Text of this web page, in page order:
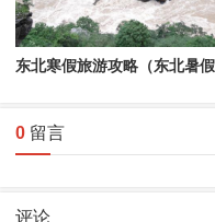
0 留言
评论